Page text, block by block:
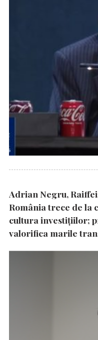
Adrian Negru,
România trece de la
cultura investițiilor;
valorifica marile